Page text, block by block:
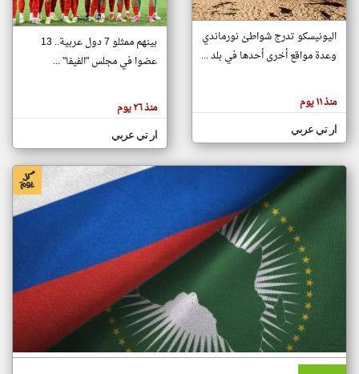
تغيير الدولة
اخبار جزر القمر على مدار الساعة
أهم اخبار جزر القمر العاجلة والمباشرة
هنا عن
وجهة
كاتبيها.
اليونيسكو تدرج شواطئ نورماندي
وعدة مواقع أخرى أحدها في بلد ...
منذ ١١ يوم
ار تي عربي
بينهم ممثلو 7 دول عربية.. 13
عضوا في مجلس "الفيفا" ...
منذ ٢٦ يوم
ار تي عربي
klyoum.com